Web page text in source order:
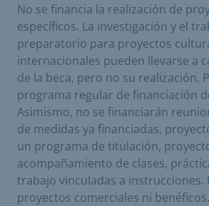
No se financia la realización de
específicos. La investigación y el
preparatorio para proyectos
internacionales pueden llevarse a
de la beca, pero no su realización.
programa regular de financiación
Asimismo, no se financiarán
de medidas ya financiadas,
un programa de titulación,
acompañamiento de clases,
trabajo vinculadas a instrucciones.
proyectos comerciales ni benéficos.